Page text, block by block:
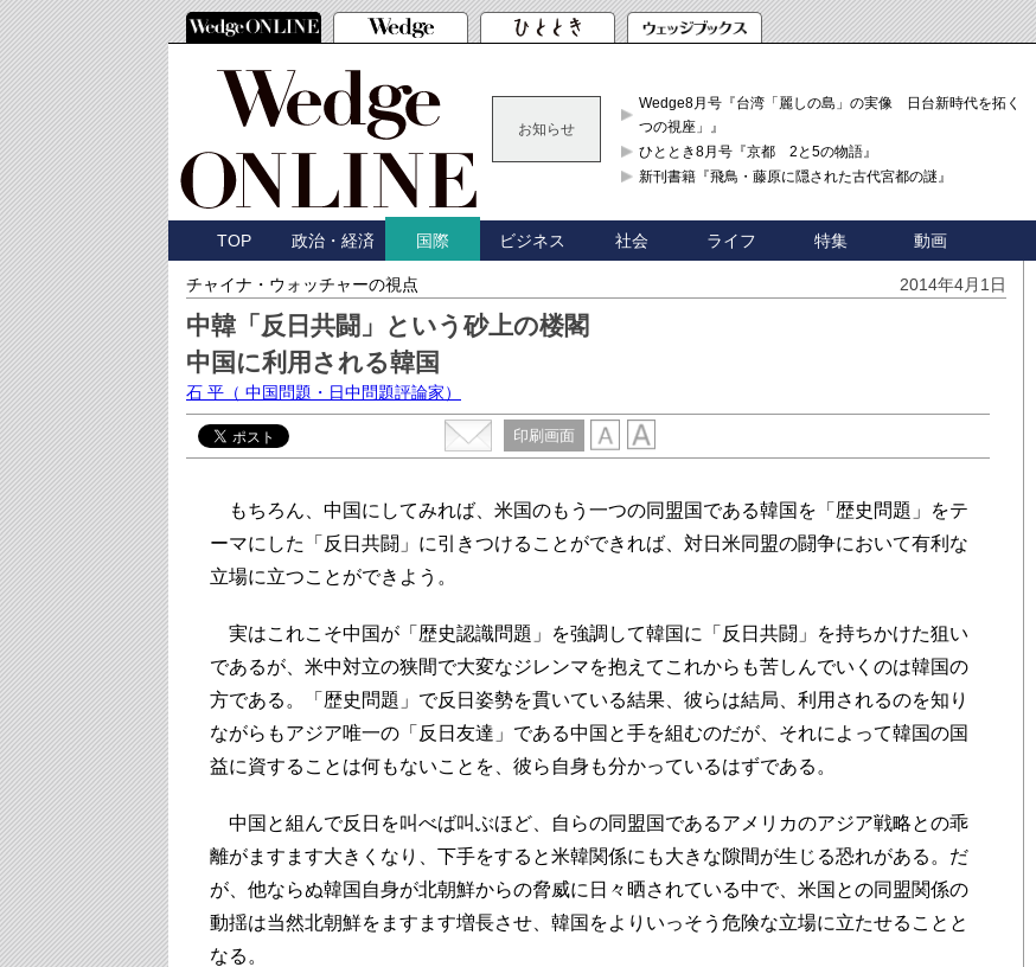
お知らせ
Wedge8月号『台湾「麗しの島」の実像 日台新時代を拓く「3
つの視座」』
ひととき8月号『京都 2と5の物語』
新刊書籍『飛鳥・藤原に隠された古代宮都の謎』
TOP 政治・経済 国際 ビジネス 社会 ライフ 特集 動画
チャイナ・ウォッチャーの視点 2014年4月1日
中韓「反日共闘」という砂上の楼閣
中国に利用される韓国
石 平 （ 中国問題・日中問題評論家）
印刷画面
もちろん、中国にしてみれば、米国のもう一つの同盟国である韓国を「歴史問題」をテ
ーマにした「反日共闘」に引きつけることができれば、対日米同盟の闘争において有利な
立場に立つことができよう。
実はこれこそ中国が「歴史認識問題」を強調して韓国に「反日共闘」を持ちかけた狙い
であるが、米中対立の狭間で大変なジレンマを抱えてこれからも苦しんでいくのは韓国の
方である。「歴史問題」で反日姿勢を貫いている結果、彼らは結局、利用されるのを知り
ながらもアジア唯一の「反日友達」である中国と手を組むのだが、それによって韓国の国
益に資することは何もないことを、彼ら自身も分かっているはずである。
中国と組んで反日を叫べば叫ぶほど、自らの同盟国であるアメリカのアジア戦略との乖
離がますます大きくなり、下手をすると米韓関係にも大きな隙間が生じる恐れがある。だ
が、他ならぬ韓国自身が北朝鮮からの脅威に日々晒されている中で、米国との同盟関係の
動揺は当然北朝鮮をますます増長させ、韓国をよりいっそう危険な立場に立たせることと
なる。